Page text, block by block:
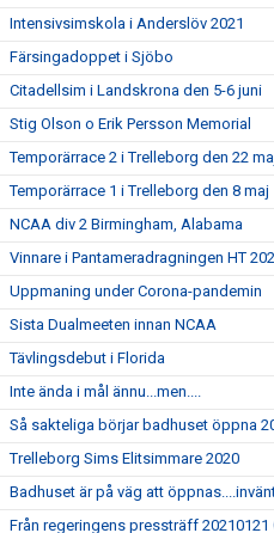
Intensivsimskola i Anderslöv 2021
Färsingadoppet i Sjöbo
Citadellsim i Landskrona den 5-6 juni
Stig Olson o Erik Persson Memorial
Temporärrace 2 i Trelleborg den 22
Temporärrace 1 i Trelleborg den 8 maj
NCAA div 2 Birmingham, Alabama
Vinnare i Pantameradragningen HT
Uppmaning under Corona-pandemin
Sista Dualmeeten innan NCAA
Tävlingsdebut i Florida
Inte ända i mål ännu...men....
Så sakteliga börjar badhuset öppna
Trelleborg Sims Elitsimmare 2020
Badhuset är på väg att
Från regeringens pressträff 20210121